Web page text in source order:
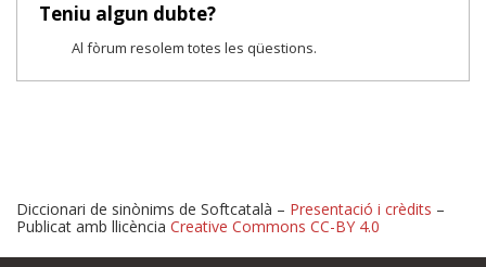
Teniu algun dubte?
Al fòrum resolem totes les qüestions.
Diccionari de sinònims de Softcatalà – Presentació i crèdits –
Publicat amb llicència Creative Commons CC-BY 4.0